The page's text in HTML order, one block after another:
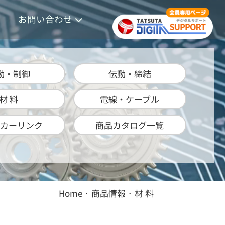
お問い合わせ
・制御 伝動・締結
料 電線・ケーブル
ーリンク 商品カタログ一覧
Home · 商品情報 · 材 料